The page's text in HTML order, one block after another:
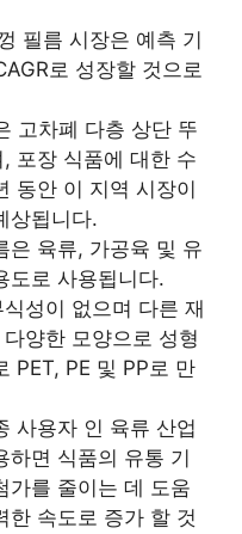
필름 시장은 예측 기
로 성장할 것으로
고차폐 다층 상단 뚜
포장 식품에 대한 수
동안 이 지역 시장이
상됩니다.
은 육류, 가공육 및 유
도로 사용됩니다.
성이 없으며 다른 재
양한 모양으로 성형
PET, PE 및 PP로 만
사용자 인 육류 산업
하면 식품의 유통 기
가를 줄이는 데 도움
한 속도로 증가 할 것